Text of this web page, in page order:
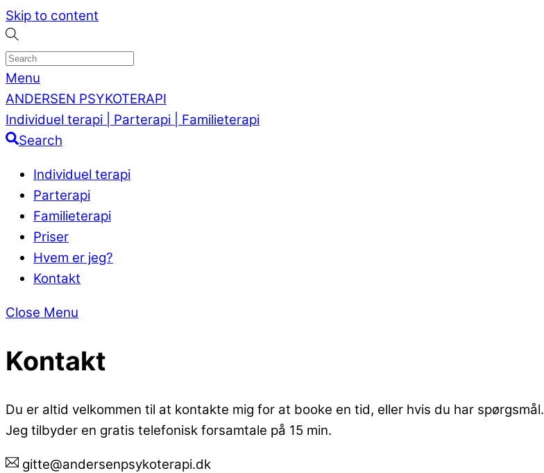
Skip to content
Menu
ANDERSEN PSYKOTERAPI
Individuel terapi | Parterapi | Familieterapi
Search
Individuel terapi
Parterapi
Familieterapi
Priser
Hvem er jeg?
Kontakt
Close Menu
Kontakt
Du er altid velkommen til at kontakte mig for at booke en tid, eller hvis du har spørgsmål.
Jeg tilbyder en gratis telefonisk forsamtale på 15 min.
gitte@andersenpsykoterapi.dk